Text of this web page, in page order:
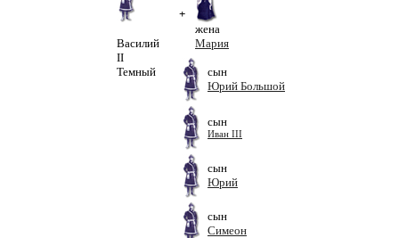
Василий
II
Темный
+
жена
Мария
сын
Юрий Большой
сын
Иван III
сын
Юрий
сын
Симеон